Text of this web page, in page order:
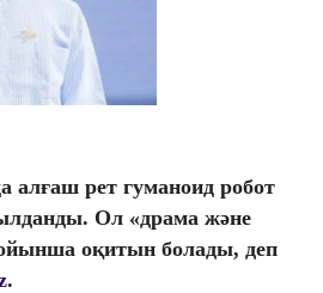
алғаш рет гуманоид робот
Ол «драма және
оқитын болады, деп
.